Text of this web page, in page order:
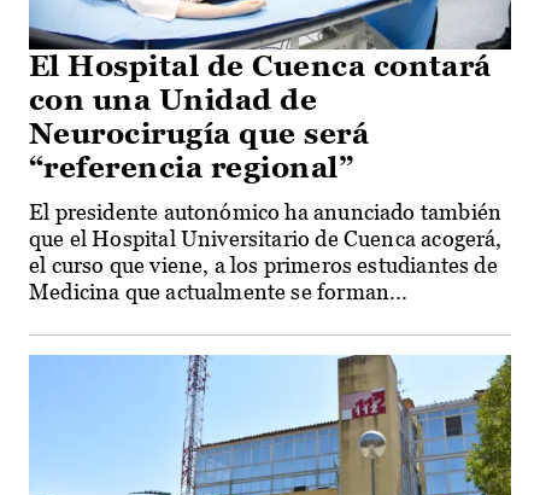
El Hospital de Cuenca contará
con una Unidad de
Neurocirugía que será
“referencia regional”
El presidente autonómico ha anunciado también
que el Hospital Universitario de Cuenca acogerá,
el curso que viene, a los primeros estudiantes de
Medicina que actualmente se forman...